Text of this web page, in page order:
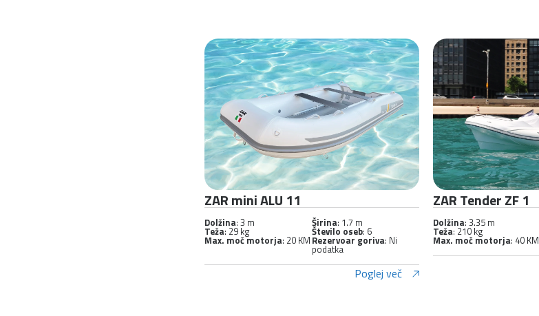
ZAR mini ALU 11
Dolžina: 3 m Širina: 1.7 m
Teža: 29 kg Število oseb: 6
Max. moč motorja: 20 KM Rezervoar goriva: Ni
podatka
Poglej več
ZAR Tender ZF 1
Dolžina: 3.35 m
Teža: 210 kg
Max. moč motorja: 40 KM